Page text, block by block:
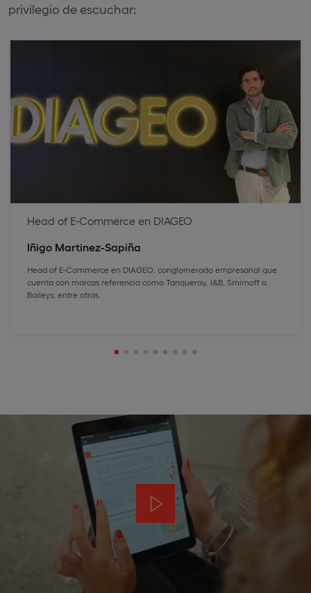
privilegio de escuchar:
Head of E-Commerce en DIAGEO
Iñigo Martinez-Sapiña
Head of E-Commerce en DIAGEO, conglomerado empresarial que
cuenta con marcas referencia como Tanqueray, J&B, Smirnoff o
Baileys, entre otras.